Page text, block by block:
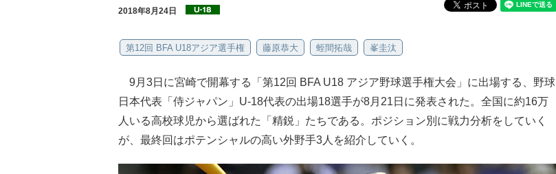
2018年8月24日
第12回 BFA U18アジア選手権 藤原恭大 蛭間拓哉 峯圭汰
9月3日に宮崎で開幕する「第12回 BFA U18 アジア野球選手権大会」に出場する、野球
日本代表「侍ジャパン」U-18代表の出場18選手が8月21日に発表された。全国に約16万
人いる高校球児から選ばれた「精鋭」たちである。ポジション別に戦力分析をしていく
が、最終回はポテンシャルの高い外野手3人を紹介していく。